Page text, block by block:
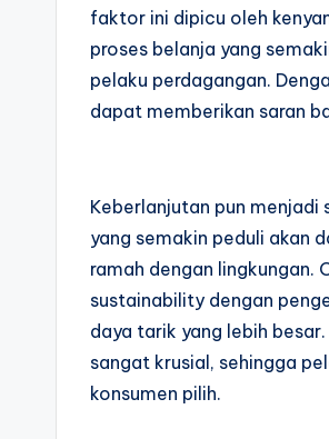
faktor ini dipicu oleh
proses belanja yang
pelaku perdagangan.
dapat memberikan saran
Keberlanjutan pun menjadi
yang semakin peduli akan
ramah dengan lingkungan.
sustainability dengan
daya tarik yang lebih
sangat krusial, sehingga
konsumen pilih.